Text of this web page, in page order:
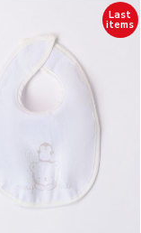
Last
items